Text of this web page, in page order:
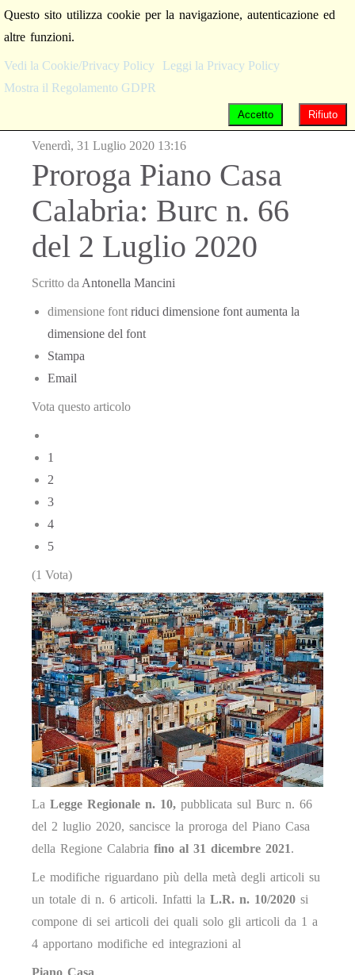
Venerdì, 31 Luglio 2020 13:16
Proroga Piano Casa
Calabria: Burc n. 66
del 2 Luglio 2020
Scritto da Antonella Mancini
dimensione font riduci dimensione font aumenta la
dimensione del font
Stampa
Email
Vota questo articolo
1
2
3
4
5
(1 Vota)
La Legge Regionale n. 10, pubblicata sul Burc n. 66
del 2 luglio 2020, sancisce la proroga del Piano Casa
della Regione Calabria fino al 31 dicembre 2021.
Le modifiche riguardano più della metà degli articoli su
un totale di n. 6 articoli. Infatti la L.R. n. 10/2020 si
compone di sei articoli dei quali solo gli articoli da 1 a
4 apportano modifiche ed integrazioni al
Piano Casa.
Questo sito utilizza cookie per la navigazione, autenticazione ed
altre funzioni.
Vedi la Cookie/Privacy Policy
Leggi la Privacy Policy
Mostra il Regolamento GDPR
Rifiuto
Accetto